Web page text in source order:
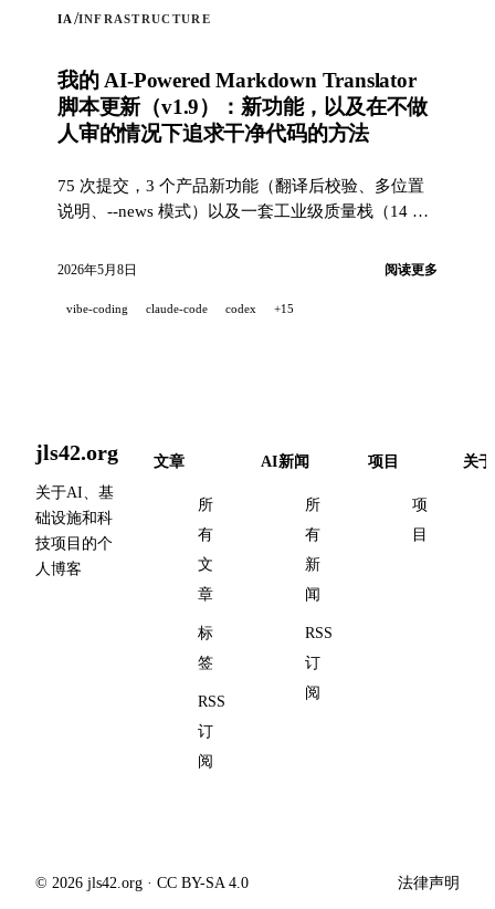
IA /INFRASTRUCTURE
我的 AI-Powered Markdown Translator
脚本更新（v1.9）：新功能，以及在不做
人审的情况下追求干净代码的方法
75 次提交，3 个产品新功能（翻译后校验、多位置
说明、--news 模式）以及一套工业级质量栈（14 个
个 100% 由 AI 结对开发的项目中追求干净代码。
2026年5月8日 阅读更多
vibe-coding claude-code codex +15
jls42.org
关于AI、基
础设施和科
技项目的个
人博客
文章
所
有
文
章
标
签
RSS
订
阅
AI新闻
所
有
新
闻
RSS
订
阅
项目
项
目
关于
© 2026 jls42.org · CC BY-SA 4.0 法律声明